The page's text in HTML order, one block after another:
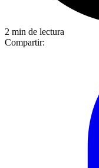
2 min de lectura
Compartir: